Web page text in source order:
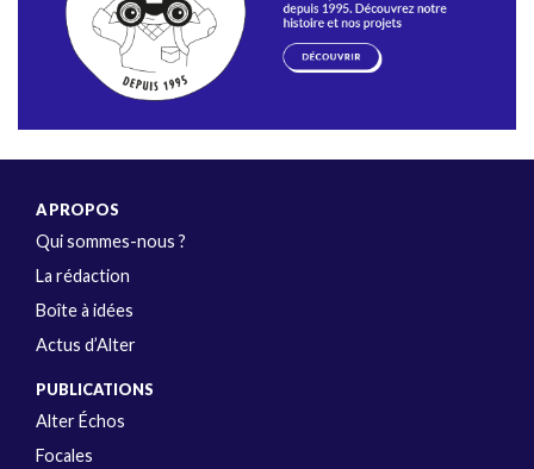
A PROPOS
Qui sommes-nous ?
La rédaction
Boîte à idées
Actus d’Alter
PUBLICATIONS
Alter Échos
Focales